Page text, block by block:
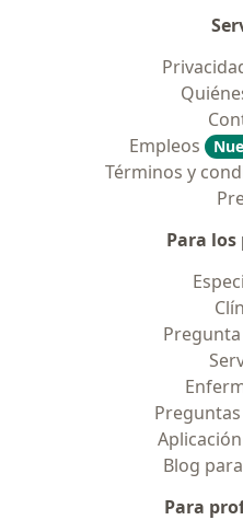
Empleos
Términos y
Para los
Blog
Para